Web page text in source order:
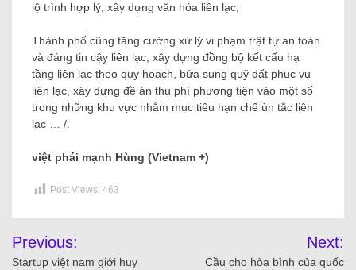
lộ trình hợp lý; xây dựng văn hóa liên lạc;
Thành phố cũng tăng cường xử lý vi phạm trật tự an toàn
và đáng tin cậy liên lạc; xây dựng đồng bộ kết cấu hạ
tầng liên lạc theo quy hoạch, bửa sung quỹ đất phục vụ
liên lạc, xây dựng đề án thu phí phương tiện vào một số
trong những khu vực nhằm mục tiêu hạn chế ùn tắc liên
lạc … /.
việt phái mạnh Hùng (Vietnam +)
Post Views: 463
Previous:
Startup việt nam giới huy
Next:
Cầu cho hòa bình của quốc